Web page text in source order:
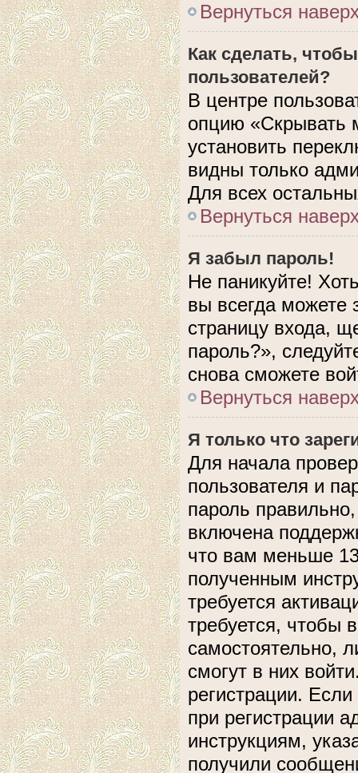
Вернуться
Как сделать,
пользователей?
В центре
опцию «Скрывать
установить
видны только
Для всех
Вернуться
Я забыл пароль!
Не паникуйте!
вы всегда можете
страницу входа,
пароль?»,
снова сможете
Вернуться
Я только что
Для начала
пользователя и
пароль
включена
что вам меньше
полученным
требуется
требуется, чтобы
самостоятельно,
смогут в них
регистрации.
при регистрации
инструкциям,
получили